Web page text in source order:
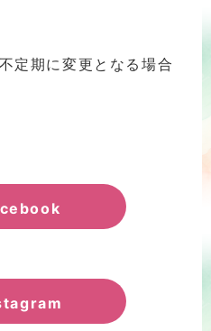
定期に変更となる場合